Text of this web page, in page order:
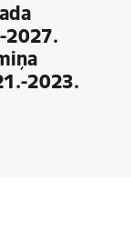
2027.
2023.